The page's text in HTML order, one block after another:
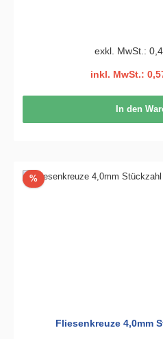
exkl. MwSt.:
inkl. MwSt.:
In den
%Rabatt
Fliesenkreuze 4,0mm